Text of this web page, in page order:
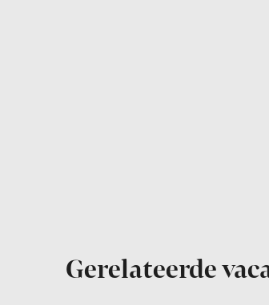
Gerelateerde